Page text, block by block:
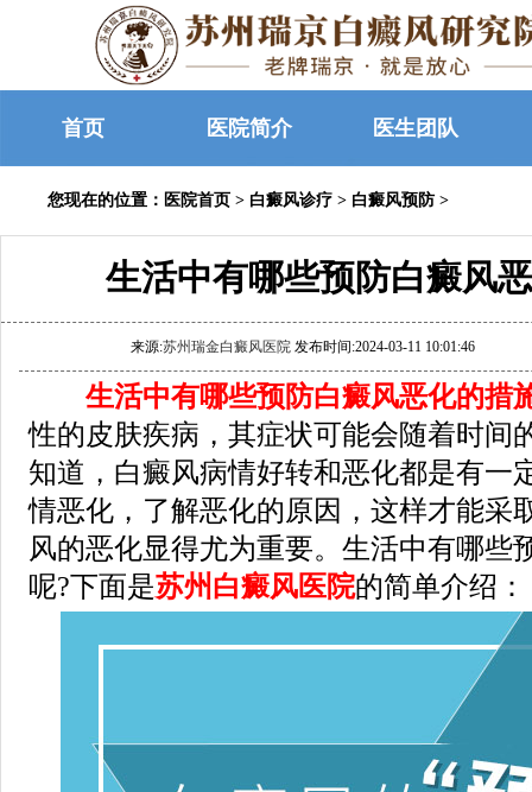
首页 医院简介 医生团队
您现在的位置： 医院首页 > 白癜风诊疗 > 白癜风预防>
生活中有哪些预防白癜风
来源:苏州瑞金白癜风医院 发布时间:2024-03-11 10:01:46
生活中有哪些预防白癜风恶化的措
性的皮肤疾病，其症状可能会随着时间
知道，白癜风病情好转和恶化都是有一
情恶化，了解恶化的原因，这样才能采
风的恶化显得尤为重要。生活中有哪些
呢?下面是苏州白癜风医院的简单介绍：